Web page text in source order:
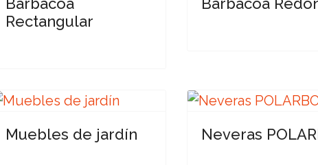
Rectangular
Muebles de jardín Neveras